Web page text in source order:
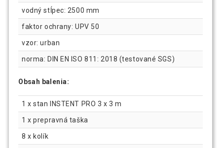
vodný stĺpec: 2500 mm
faktor ochrany: UPV 50
vzor: urban
norma: DIN EN ISO 811: 2018 (testované SGS)
Obsah balenia:
1 x stan INSTENT PRO 3 x 3 m
1 x prepravná taška
8 x kolík